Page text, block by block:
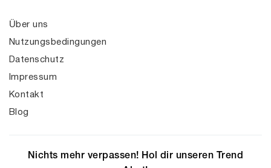
Über uns
Nutzungsbedingungen
Datenschutz
Impressum
Kontakt
Blog
Nichts mehr verpassen! Hol dir unseren Trend